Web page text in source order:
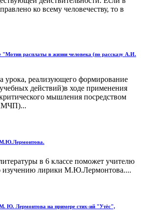
ко всему человечеству, то в
"Мотив расплаты в жизни человека (по рассказу А.И.
урока, реализующего формирование
действий)в ходе применения
мышления посредством
М.Ю.Лермонтова.
в 6 классе поможет учителю
изучению лирики М.Ю.Лермонтова....
Ю. Лермонтова на примере стих-ий "Утёс",